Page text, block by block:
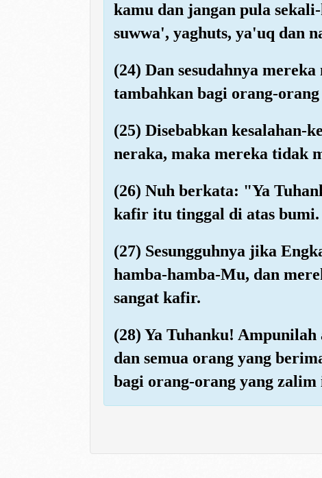
kamu dan jangan pula
suwwa', yaghuts, ya'uq dan
(24) Dan sesudahnya
tambahkan bagi orang-
(25) Disebabkan kesalahan-
neraka, maka mereka tidak
(26) Nuh berkata: "Ya
kafir itu tinggal di atas bumi.
(27) Sesungguhnya jika
hamba-hamba-Mu, dan
sangat kafir.
(28) Ya Tuhanku!
dan semua orang yang
bagi orang-orang yang